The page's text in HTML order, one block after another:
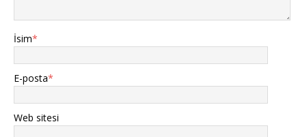
İsim*
E-posta*
Web sitesi